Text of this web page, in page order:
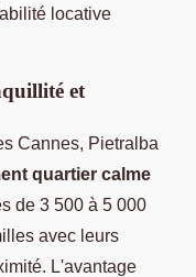
locative
et
Cannes, Pietralba
quartier calme
de 3 500 à 5 000
avec leurs
L'avantage